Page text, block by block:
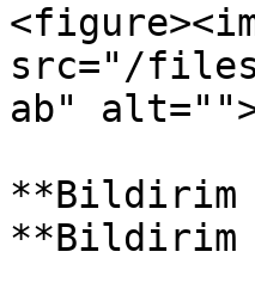
src="/files/
ab"
**Bildirim
**Bildirim